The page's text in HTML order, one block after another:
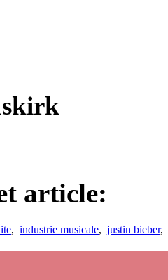
article:
, industrie musicale, justin bieber,